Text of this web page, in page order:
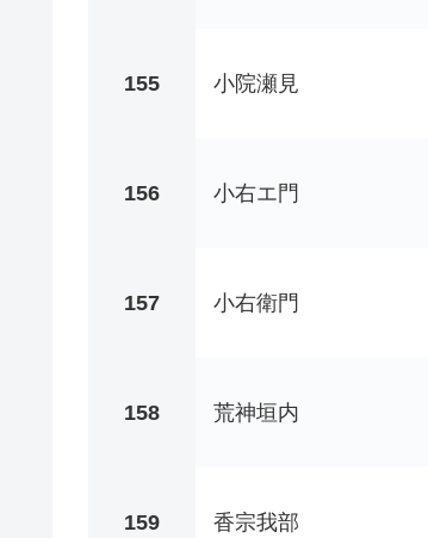
155 小院瀬見
156 小右エ門
157 小右衛門
158 荒神垣内
159 香宗我部